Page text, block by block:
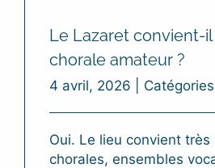
Le Lazaret convient-
chorale amateur ?
4 avril, 2026
Oui. Le lieu convient très
chorales, ensembles